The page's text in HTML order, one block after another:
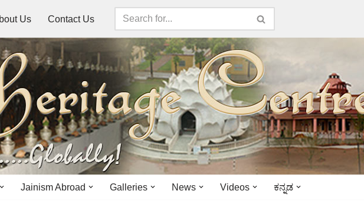
Us Contact Us
Jainism Abroad Galleries News Videos ಕನ್ನಡ